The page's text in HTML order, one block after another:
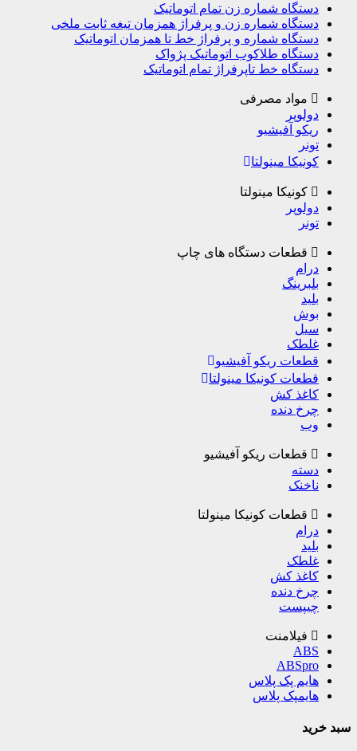
دستگاه شماره زن تمام اتوماتیک
دستگاه شماره زن و پرفراژ همزمان تیغه ثابت ملخی
دستگاه شماره و پرفراژ خط تا همزمان اتوماتیک
دستگاه طلاکوب اتوماتیک پژواک
دستگاه خط تاپرفراژ تمام اتوماتیک
مواد مصرفی
دولوپر
ریکو آفیشیو
تونر
کونیکا مینولتا
کونیکا مینولتا
دولوپر
تونر
قطعات دستگاه های چاپ
درام
بلبرینگ
بلید
بوش
سیل
غلطک
قطعات ریکو آفیشیو
قطعات کونیکا مینولتا
کاغذ کش
چرخ دنده
وب
قطعات ریکو آفیشیو
دسته
ناخنک
قطعات کونیکا مینولتا
درام
بلید
غلطک
کاغذ کش
چرخ دنده
چیپست
فیلامنت
ABS
ABSpro
هایم پک پلاس
هایمپک پلاس
سبد خرید